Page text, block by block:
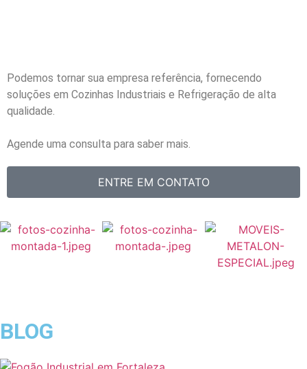
Podemos tornar sua empresa referência, fornecendo
soluções em Cozinhas Industriais e Refrigeração de alta
qualidade.
Agende uma consulta para saber mais.
ENTRE EM CONTATO
BLOG